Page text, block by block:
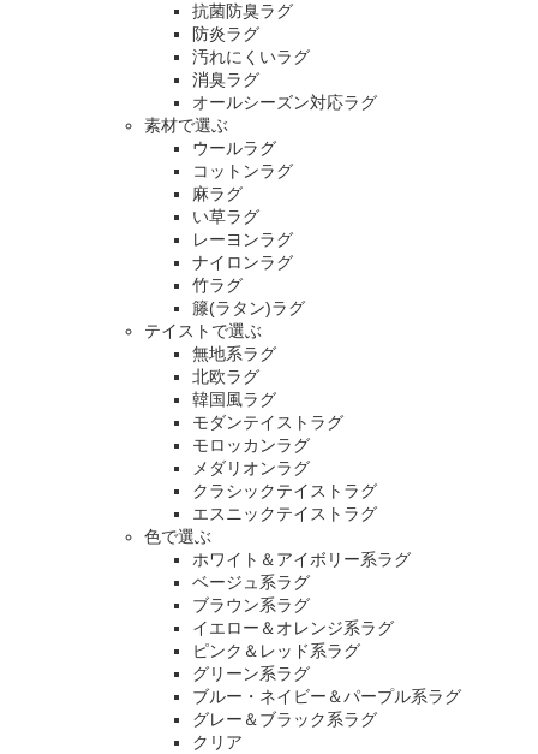
抗菌防臭ラグ
防炎ラグ
汚れにくいラグ
消臭ラグ
オールシーズン対応ラグ
素材で選ぶ
ウールラグ
コットンラグ
麻ラグ
い草ラグ
レーヨンラグ
ナイロンラグ
竹ラグ
籐(ラタン)ラグ
テイストで選ぶ
無地系ラグ
北欧ラグ
韓国風ラグ
モダンテイストラグ
モロッカンラグ
メダリオンラグ
クラシックテイストラグ
エスニックテイストラグ
色で選ぶ
ホワイト＆アイボリー系ラグ
ベージュ系ラグ
ブラウン系ラグ
イエロー＆オレンジ系ラグ
ピンク＆レッド系ラグ
グリーン系ラグ
ブルー・ネイビー＆パープル系ラグ
グレー＆ブラック系ラグ
クリア